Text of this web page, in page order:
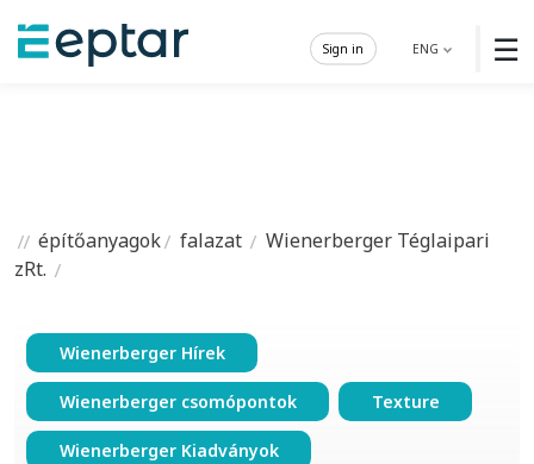
☰
ENG
Sign in
építőanyagok falazat
Wienerberger Téglaipari
zRt.
Wienerberger Hírek
Wienerberger csomópontok Texture
Wienerberger Kiadványok